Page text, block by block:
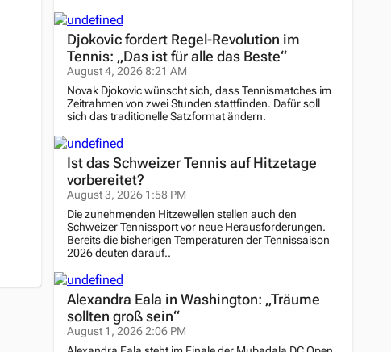
Djokovic fordert Regel-Revolution im
Tennis: „Das ist für alle das Beste“
August 4, 2026 8:21 AM
Novak Djokovic wünscht sich, dass Tennismatches im
Zeitrahmen von zwei Stunden stattfinden. Dafür soll
sich das traditionelle Satzformat ändern.
Ist das Schweizer Tennis auf Hitzetage
vorbereitet?
August 3, 2026 1:58 PM
Die zunehmenden Hitzewellen stellen auch den
Schweizer Tennissport vor neue Herausforderungen.
Bereits die bisherigen Temperaturen der Tennissaison
2026 deuten darauf..
Alexandra Eala in Washington: „Träume
sollten groß sein“
August 1, 2026 2:06 PM